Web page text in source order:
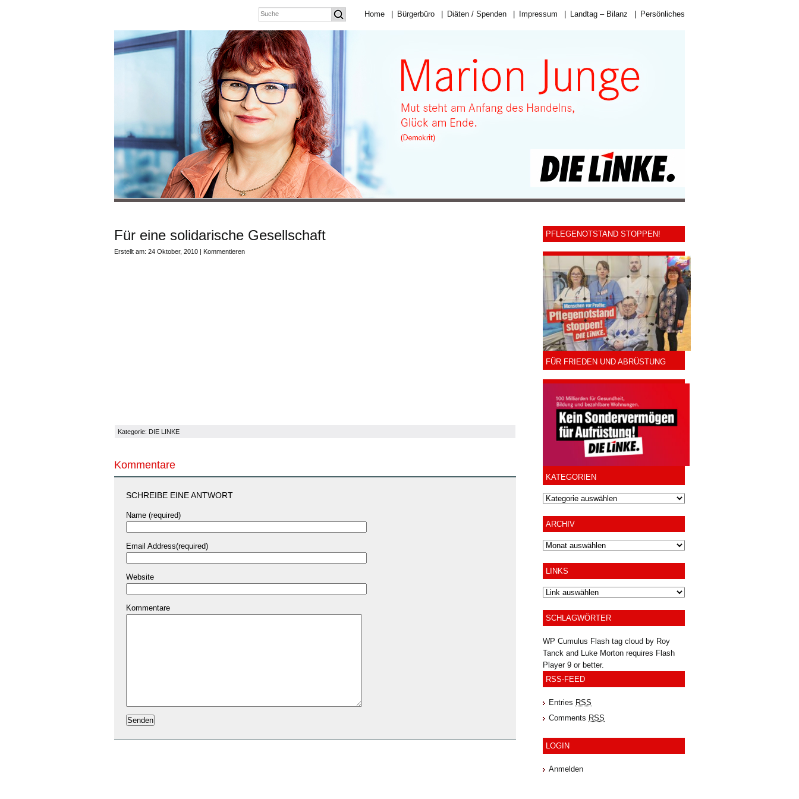
Home Bürgerbüro Diäten / Spenden Impressum Landtag – Bilanz Persönliches
Für eine solidarische Gesellschaft
Erstellt am: 24 Oktober, 2010 | Kommentieren
Kategorie: DIE LINKE
Kommentare
SCHREIBE EINE ANTWORT
Name (required)
Email Address(required)
Website
Kommentare
PFLEGENOTSTAND STOPPEN!
FÜR FRIEDEN UND ABRÜSTUNG
KATEGORIEN
ARCHIV
Archiv
LINKS
SCHLAGWÖRTER
WP Cumulus Flash tag cloud by Roy
Tanck and Luke Morton requires Flash
Player9 or better.
RSS-FEED
Entries RSS
Comments RSS
LOGIN
Anmelden